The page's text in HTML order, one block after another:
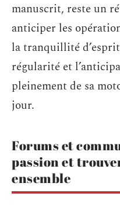
manuscrit, reste un
anticiper les
la tranquillité
régularité et
pleinement de sa
jour.
Forums et
passion et
ensemble